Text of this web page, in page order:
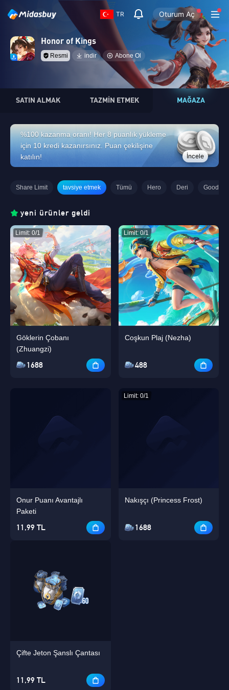
TR Oturum Aç
Honor of Kings
Resmi indir Abone Ol
SATIN ALMAK TAZMİN ETMEK MAĞAZA
%100 kazanma oranı! Her 8 puanlık yükleme
için 10 kredi kazanırsınız. Puan çekilişine
katılın!
İncele
Share Limit tavsiye etmek Tümü Hero Deri Goods
yeni ürünler geldi
Limit: 0/1
Göklerin Çobanı
(Zhuangzi)
1688
Onur Puanı Avantajlı
Paketi
11,99 TL
Limit: 0/1
Coşkun Plaj (Nezha)
488
Limit: 0/1
Nakışçı (Princess Frost)
1688
Çifte Jeton Şanslı Çantası
11,99 TL